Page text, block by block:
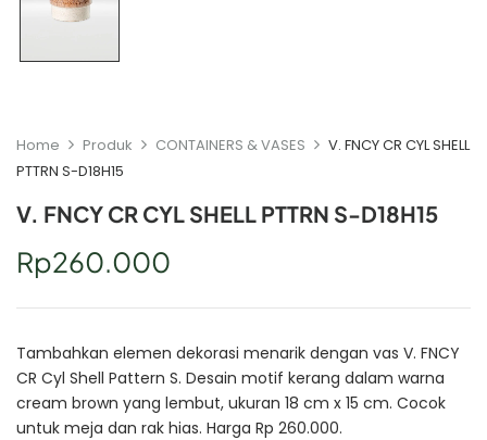
Home Produk CONTAINERS & VASES
V. FNCY CR CYL SHELL
PTTRN S-D18H15
V. FNCY CR CYL SHELL PTTRN S-D18H15
Rp260.000
Tambahkan elemen dekorasi menarik dengan vas V. FNCY
CR Cyl Shell Pattern S. Desain motif kerang dalam warna
cream brown yang lembut, ukuran 18 cm x 15 cm. Cocok
untuk meja dan rak hias. Harga Rp 260.000.